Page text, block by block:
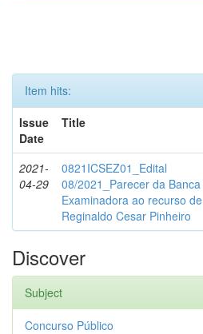
Item hits:
Issue
Date
Title
2021-
04-29
0821ICSEZ01_Edital
08/2021_Parecer da Banca
Examinadora ao recurso de
Reginaldo Cesar Pinheiro
Discover
Subject
Concurso Público